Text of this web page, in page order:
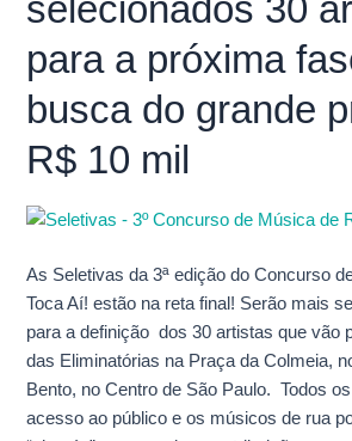
selecionados 30
para a próxima
busca do grande
R$ 10 mil
As Seletivas da 3ª edição do Concurso
Toca Aí! estão na reta final! Serão mais
para a definição dos 30 artistas que vão
das Eliminatórias na Praça da Colmeia,
Bento, no Centro de São Paulo. Todos
acesso ao público e os músicos de rua
das
Serão
selecionados
30
artistas
a
fase,
em
busca
do
grande
prêmio